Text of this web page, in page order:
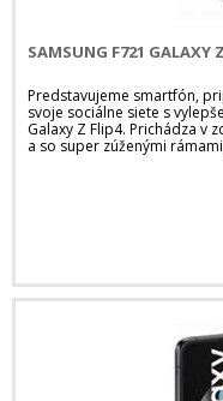
SAMSUNG F721 GALAXY
Predstavujeme smartfón,
svoje sociálne siete s
Galaxy Z Flip4. Prichádza v
a so super zúženými